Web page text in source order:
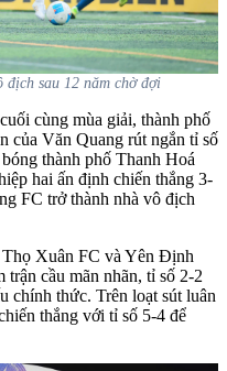
địch sau 12 năm chờ đợi
cùng mùa giải, thành phố
của Văn Quang rút ngắn tỉ số
thành phố Thanh Hoá
hai ấn định chiến thắng 3-
FC trở thành nhà vô địch
Thọ Xuân FC và Yên Định
cầu mãn nhãn, tỉ số 2-2
chính thức. Trên loạt sút luân
thắng với tỉ số 5-4 để